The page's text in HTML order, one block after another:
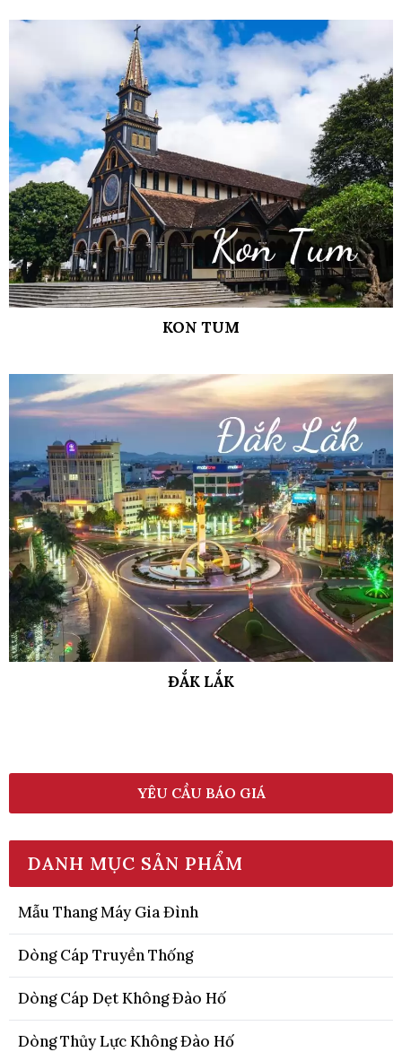
KON TUM
ĐẮK LẮK
YÊU CẦU BÁO GIÁ
DANH MỤC SẢN PHẨM
Mẫu Thang Máy Gia Đình
Dòng Cáp Truyền Thống
Dòng Cáp Dẹt Không Đào Hố
Dòng Thủy Lực Không Đào Hố